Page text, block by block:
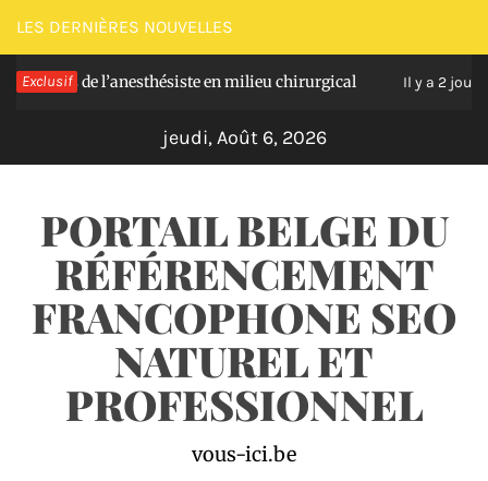
Passer
au
contenu
LES DERNIÈRES NOUVELLES
Exclusif
de l’anesthésiste en milieu chirurgical Il y a 2 jours
jeudi, Août 6, 2026
PORTAIL BELGE DU
RÉFÉRENCEMENT
FRANCOPHONE SEO
NATUREL ET
PROFESSIONNEL
vous-ici.be